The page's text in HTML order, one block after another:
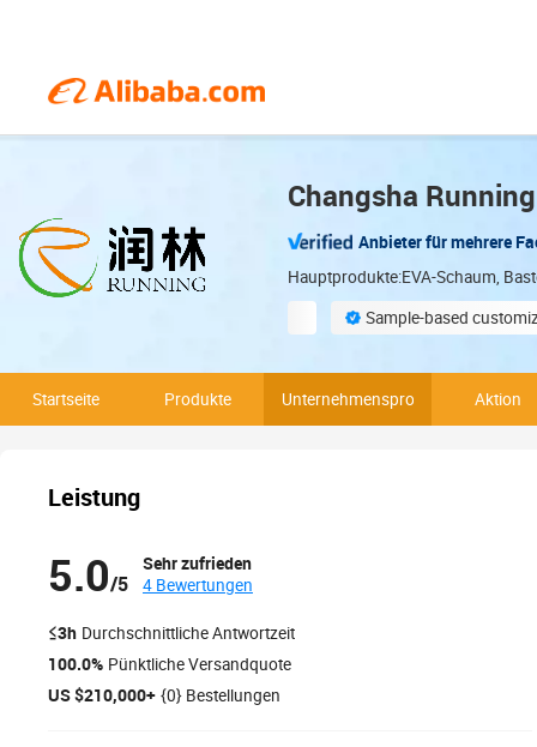
Changsha
Anbieter für mehrere
Hauptprodukte:EVA-Schaum,
Sample-based
Startseite Produkte Unternehmensprofil Aktion
Leistung
5.0/5
Sehr zufrieden
4 Bewertungen
≤3h Durchschnittliche Antwortzeit
100.0% Pünktliche Versandquote
US $210,000+ {0} Bestellungen